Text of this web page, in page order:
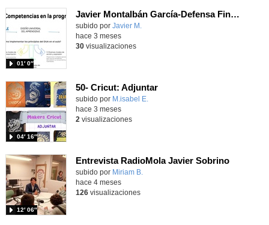
Javier Montalbán García-Defensa Final Portafolio-CIDGrupo14
subido por Javier M.
01′ 0″
hace 3 meses
30visualizaciones
50- Cricut: Adjuntar
Contenido educativo.
subido por M.isabel E.
04′ 16″
hace 3 meses
2 visualizaciones
Entrevista RadioMola Javier Sobrino
Contenido educativo.
subido por Miriam B.
12′ 06″
hace 4 meses
126visualizaciones